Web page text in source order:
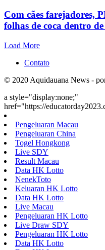
Com cães farejadores,
folhas de coca dentro
Load More
Contato
© 2020 Aquidauana News -
a style="display:none;"
href="https://
Pengeluaran Macau
Pengeluaran China
Togel Hongkong
Live SDY
Result Macau
Data HK Lotto
NenekToto
Keluaran HK Lotto
Data HK Lotto
Live Macau
Pengeluaran HK Lotto
Live Draw SDY
Pengeluaran HK Lotto
Data HK Lotto